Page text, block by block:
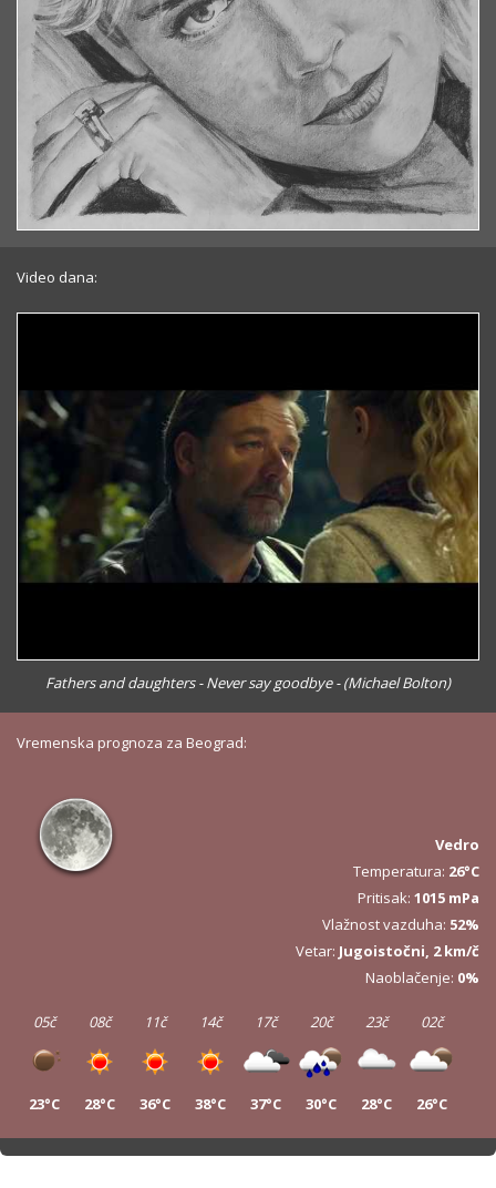
Video dana:
Fathers and daughters - Never say goodbye - (Michael Bolton)
Vremenska prognoza za Beograd:
Vedro
Temperatura: 26°C
Pritisak: 1015 mPa
Vlažnost vazduha: 52%
Vetar: Jugoistočni, 2 km/č
Naoblačenje: 0%
05č
23°C
08č
28°C
11č
36°C
14č
38°C
17č
37°C
20č
30°C
23č
28°C
02č
26°C